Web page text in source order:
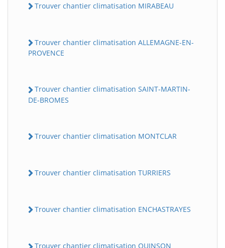
Trouver chantier climatisation MIRABEAU
Trouver chantier climatisation ALLEMAGNE-EN-
PROVENCE
Trouver chantier climatisation SAINT-MARTIN-
DE-BROMES
Trouver chantier climatisation MONTCLAR
Trouver chantier climatisation TURRIERS
Trouver chantier climatisation ENCHASTRAYES
Trouver chantier climatisation QUINSON